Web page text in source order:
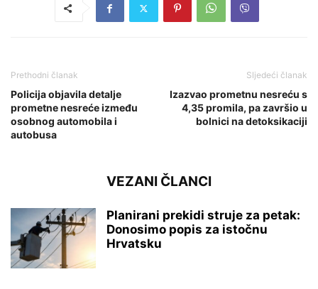
Prethodni članak
Policija objavila detalje
prometne nesreće između
osobnog automobila i
autobusa
Sljedeći članak
Izazvao prometnu nesreću s
4,35 promila, pa završio u
bolnici na detoksikaciji
VEZANI ČLANCI
Planirani prekidi struje za petak:
Donosimo popis za istočnu
Hrvatsku